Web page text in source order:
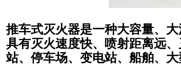
推车式灭火器是一种大容量、
具有灭火速度快、喷射距离远
站、停车场、变电站、船舶、大